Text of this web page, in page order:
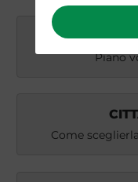
VOLI
Piano
Come